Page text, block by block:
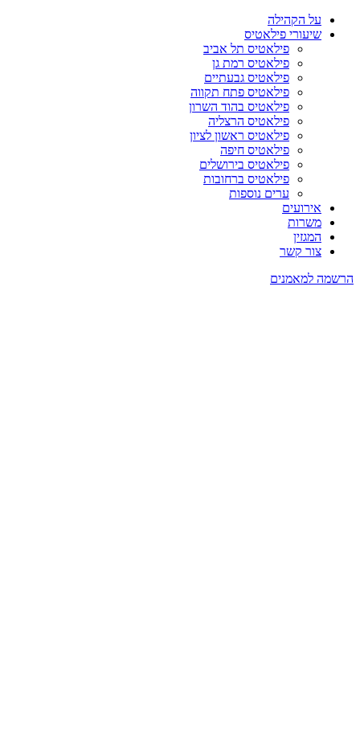
על הקהילה
שיעורי פילאטיס
פילאטיס תל אביב
פילאטיס רמת גן
פילאטיס גבעתיים
פילאטיס פתח תקווה
פילאטיס בהוד השרון
פילאטיס הרצליה
פילאטיס ראשון לציון
פילאטיס חיפה
פילאטיס בירושלים
פילאטיס ברחובות
ערים נוספות
אירועים
משרות
המגזין
צור קשר
הרשמה למאמנים